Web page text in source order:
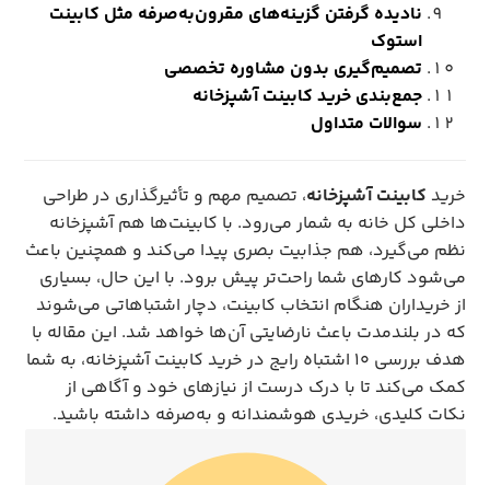
نادیده گرفتن گزینه‌های مقرون‌به‌صرفه مثل کابینت
استوک
تصمیم‌گیری بدون مشاوره تخصصی
جمع‌بندی خرید کابینت آشپزخانه
سوالات متداول
خرید کابینت آشپزخانه، تصمیم مهم و تأثیرگذاری در طراحی
داخلی کل خانه به شمار می‌رود. با کابینت‌ها هم آشپزخانه
نظم می‌گیرد، هم جذابیت بصری پیدا می‌کند و همچنین باعث
می‌شود کارهای شما راحت‌تر پیش برود. با این حال، بسیاری
از خریداران هنگام انتخاب کابینت، دچار اشتباهاتی می‌شوند
که در بلندمدت باعث نارضایتی آن‌ها خواهد شد. این مقاله با
هدف بررسی ۱۰ اشتباه رایج در خرید کابینت آشپزخانه، به شما
کمک می‌کند تا با درک درست از نیازهای خود و آگاهی از
نکات کلیدی، خریدی هوشمندانه و به‌صرفه داشته باشید.